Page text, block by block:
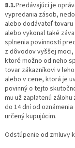
8.1.Predávajúci je
vypredania zásob,
alebo dodávateľ
alebo vykonal také
splnenia povinností
z dôvodov vyššej
ktoré možno od neho
tovar zákazníkovi v
alebo v cene, ktorá je
povinný o tejto
mu už zaplatenú
do 14 dní od
určený kupujúcim.
Odstúpenie od zmluvy